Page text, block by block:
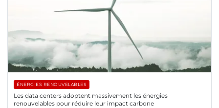
ÉNERGIES RENOUVELABLES
Les data centers adoptent massivement les énergies
renouvelables pour réduire leur impact carbone